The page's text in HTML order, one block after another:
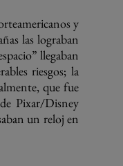
y
las lograban
llegaban
riesgos; la
que fue
de Pixar/Disney
un reloj en